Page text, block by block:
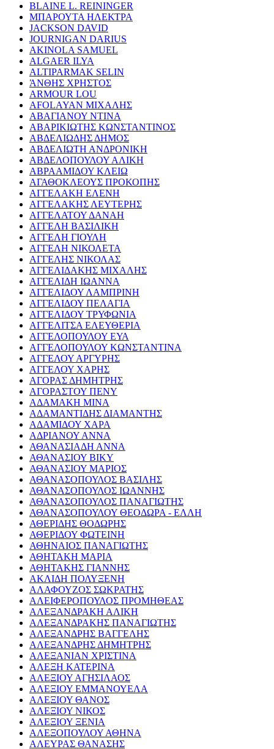
BLAINE L. REININGER
ΜΠΑΡΟΥΤΑ ΗΛΕΚΤΡΑ
JACKSON DAVID
JOURNIGAN DARIUS
AKINOLA SAMUEL
ALGAER ILYA
ALTIPARMAK SELIN
ΆΝΘΗΣ ΧΡΗΣΤΟΣ
ARMOUR LOU
AFOLAYAN ΜΙΧΑΛΗΣ
ΑΒΑΓΙΑΝΟΥ ΝΤΙΝΑ
ΑΒΑΡΙΚΙΩΤΗΣ ΚΩΝΣΤΑΝΤΙΝΟΣ
ΑΒΔΕΛΙΩΔΗΣ ΔΗΜΟΣ
ΑΒΔΕΛΙΩΤΗ ΑΝΔΡΟΝΙΚΗ
ΑΒΔΕΛΟΠΟΥΛΟΥ ΑΛΙΚΗ
ΑΒΡΑΑΜΙΔΟΥ ΚΛΕΙΩ
ΑΓΑΘΟΚΛΕΟΥΣ ΠΡΟΚΟΠΗΣ
ΑΓΓΕΛΑΚΗ ΕΛΕΝΗ
ΑΓΓΕΛΑΚΗΣ ΛΕΥΤΕΡΗΣ
ΑΓΓΕΛΑΤΟΥ ΔΑΝΑΗ
ΑΓΓΕΛΗ ΒΑΣΙΛΙΚΗ
ΑΓΓΕΛΗ ΓΙΟΥΛΗ
ΑΓΓΕΛΗ ΝΙΚΟΛΕΤΑ
ΑΓΓΕΛΗΣ ΝΙΚΟΛΑΣ
ΑΓΓΕΛΙΔΑΚΗΣ ΜΙΧΑΛΗΣ
ΑΓΓΕΛΙΔΗ ΙΩΑΝΝΑ
ΑΓΓΕΛΙΔΟΥ ΛΑΜΠΡΙΝΗ
ΑΓΓΕΛΙΔΟΥ ΠΕΛΑΓΙΑ
ΑΓΓΕΛΙΔΟΥ ΤΡΥΦΩΝΙΑ
ΑΓΓΕΛΙΤΣΑ ΕΛΕΥΘΕΡΙΑ
ΑΓΓΕΛΟΠΟΥΛΟΥ ΕΥΑ
ΑΓΓΕΛΟΠΟΥΛΟΥ ΚΩΝΣΤΑΝΤΙΝΑ
ΑΓΓΕΛΟΥ ΑΡΓΥΡΗΣ
ΑΓΓΕΛΟΥ ΧΑΡΗΣ
ΑΓΟΡΑΣ ΔΗΜΗΤΡΗΣ
ΑΓΟΡΑΣΤΟΥ ΠΕΝΥ
ΑΔΑΜΑΚΗ ΜΙΝΑ
ΑΔΑΜΑΝΤΙΔΗΣ ΔΙΑΜΑΝΤΗΣ
ΑΔΑΜΙΔΟΥ ΧΑΡΑ
ΑΔΡΙΑΝΟΥ ΑΝΝΑ
ΑΘΑΝΑΣΙΑΔΗ ΑΝΝΑ
ΑΘΑΝΑΣΙΟΥ ΒΙΚΥ
ΑΘΑΝΑΣΙΟΥ ΜΑΡΙΟΣ
ΑΘΑΝΑΣΟΠΟΥΛΟΣ ΒΑΣΙΛΗΣ
ΑΘΑΝΑΣΟΠΟΥΛΟΣ ΙΩΑΝΝΗΣ
ΑΘΑΝΑΣΟΠΟΥΛΟΣ ΠΑΝΑΓΙΩΤΗΣ
ΑΘΑΝΑΣΟΠΟΥΛΟΥ ΘΕΟΔΩΡΑ - ΕΛΛΗ
ΑΘΕΡΙΔΗΣ ΘΟΔΩΡΗΣ
ΑΘΕΡΙΔΟΥ ΦΩΤΕΙΝΗ
ΑΘΗΝΑΙΟΣ ΠΑΝΑΓΙΩΤΗΣ
ΑΘΗΤΑΚΗ ΜΑΡΙΑ
ΑΘΗΤΑΚΗΣ ΓΙΑΝΝΗΣ
ΑΚΛΙΔΗ ΠΟΛΥΞΕΝΗ
ΑΛΑΦΟΥΖΟΣ ΣΩΚΡΑΤΗΣ
ΑΛΕΙΦΕΡΟΠΟΥΛΟΣ ΠΡΟΜΗΘΕΑΣ
ΑΛΕΞΑΝΔΡΑΚΗ ΑΛΙΚΗ
ΑΛΕΞΑΝΔΡΑΚΗΣ ΠΑΝΑΓΙΩΤΗΣ
ΑΛΕΞΑΝΔΡΗΣ ΒΑΓΓΕΛΗΣ
ΑΛΕΞΑΝΔΡΗΣ ΔΗΜΗΤΡΗΣ
ΑΛΕΞΑΝΙΑΝ ΧΡΙΣΤΙΝΑ
ΑΛΕΞΗ ΚΑΤΕΡΙΝΑ
ΑΛΕΞΙΟΥ ΑΓΗΣΙΛΑΟΣ
ΑΛΕΞΙΟΥ ΕΜΜΑΝΟΥΕΛΑ
ΑΛΕΞΙΟΥ ΘΑΝΟΣ
ΑΛΕΞΙΟΥ ΝΙΚΟΣ
ΑΛΕΞΙΟΥ ΞΕΝΙΑ
ΑΛΕΞΟΠΟΥΛΟΥ ΑΘΗΝΑ
ΑΛΕΥΡΑΣ ΘΑΝΑΣΗΣ